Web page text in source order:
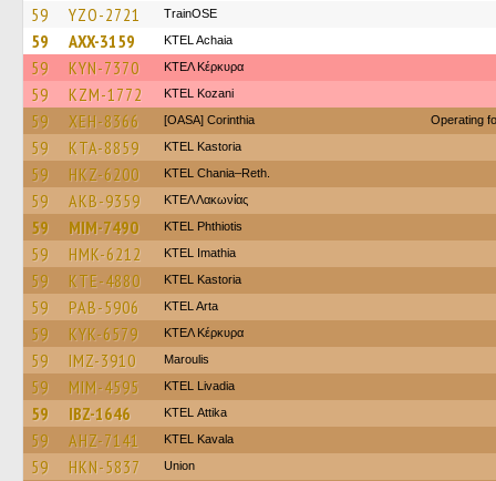
59 YZO-2721 TrainΟSE
59 AXX-3159 KTEL Achaia
59 KYN-7370 ΚΤΕΛ Κέρκυρα
59 KZM-1772 ΚΤΕL Kozani
59 XEH-8366 [OASA] Corinthia Operating
59 KTA-8859 KTEL Kastoria
59 HKZ-6200 KTEL Chania–Reth.
59 AKB-9359 ΚΤΕΛ Λακωνίας
59 MIM-7490 ΚΤΕL Phthiotis
59 HMK-6212 KTEL Imathia
59 KTE-4880 KTEL Kastoria
59 PAB-5906 KTEL Arta
59 KYK-6579 ΚΤΕΛ Κέρκυρα
59 IMZ-3910 Maroulis
59 MIM-4595 KTEL Livadia
59 IBZ-1646 KΤΕL Αttika
59 AHZ-7141 KTEL Kavala
59 HKN-5837 Union